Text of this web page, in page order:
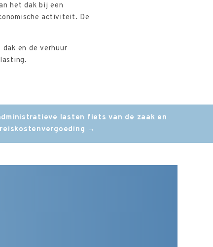
het dak bij een
activiteit. De
en de verhuur
lasten fiets van de zaak en
reiskostenvergoeding →